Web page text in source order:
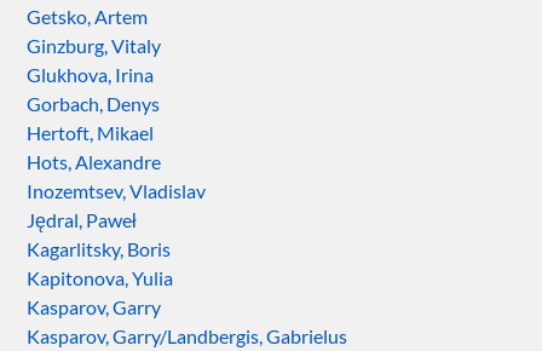
Getsko, Artem
Ginzburg, Vitaly
Glukhova, Irina
Gorbach, Denys
Hertoft, Mikael
Hots, Alexandre
Inozemtsev, Vladislav
Jędral, Paweł
Kagarlitsky, Boris
Kapitonova, Yulia
Kasparov, Garry
Kasparov, Garry/Landbergis, Gabrielus